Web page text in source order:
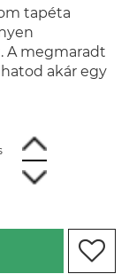
tapéta
A megmaradt
akár egy